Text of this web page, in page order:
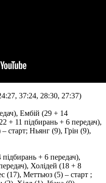
37:24, 28:30, 27:37)
Ембій (29 + 14
+ 11 підбирань + 6 передач),
старт; Ньянг (9), Грін (9),
+ 6 передач),
Холідей (18 + 8
(17), Меттьюз (5) – старт ;